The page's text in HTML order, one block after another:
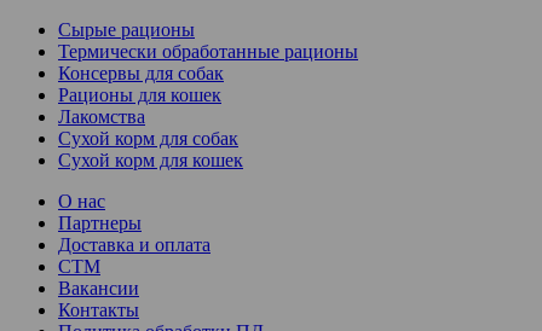
Сырые рационы
Термически обработанные рационы
Консервы для собак
Рационы для кошек
Лакомства
Сухой корм для собак
Сухой корм для кошек
О нас
Партнеры
Доставка и оплата
СТМ
Вакансии
Контакты